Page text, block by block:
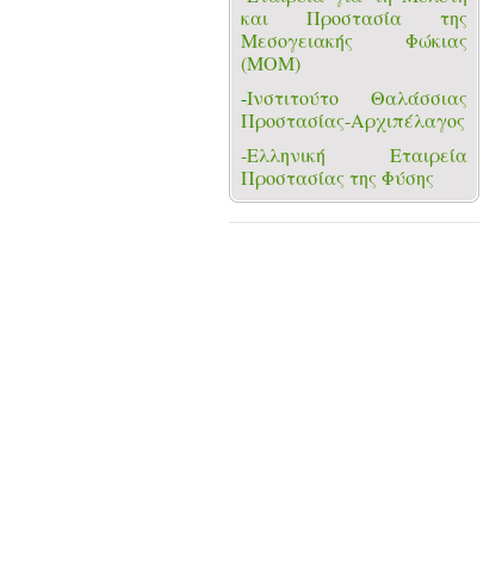
και Προστασία της
Μεσογειακής Φώκιας
(ΜΟΜ)
-Ινστιτούτο Θαλάσσιας
Προστασίας-Αρχιπέλαγος
-Ελληνική Εταιρεία
Προστασίας της Φύσης